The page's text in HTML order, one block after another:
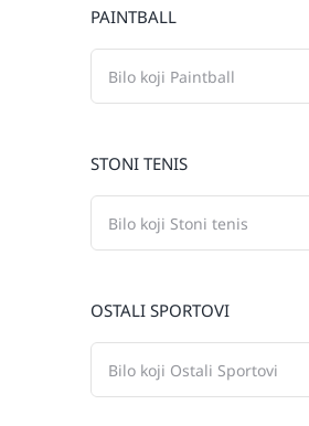
PAINTBALL
STONI TENIS
OSTALI SPORTOVI